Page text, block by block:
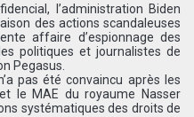
l’administration Biden
des actions scandaleuses
affaire d’espionnage des
politiques et journalistes de
Pegasus.
pas été convaincu après les
le MAE du royaume Nasser
systématiques des droits de